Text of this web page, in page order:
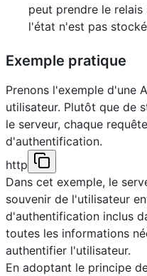
peut prendre le
l'état n'est pas
Exemple pratique
Prenons l'exemple d'une
utilisateur. Plutôt que de
le serveur, chaque
d'authentification.
http
Dans cet exemple, le
souvenir de l'utilisateur
d'authentification inclus
toutes les informations
authentifier l'utilisateur.
En adoptant le principe